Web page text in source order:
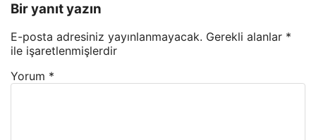
Bir yanıt yazın
E-posta adresiniz yayınlanmayacak. Gerekli alanlar *
ile işaretlenmişlerdir
Yorum *